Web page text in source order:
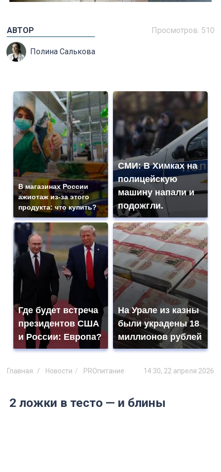
Просмотров: 510
АВТОР
Полина Салькова
В магазинах России
ажиотаж из-за этого
продукта: что купить?
СМИ: В Химках на
полицейскую
машину напали и
подожгли.
Где будет встреча
президентов США
и России: Европа?
На Урале из казны
были украдены 18
миллионов рублей
Главная Новости PROпитание 14:30, 22 апреля 2026
2 ложки в тесто — и блины